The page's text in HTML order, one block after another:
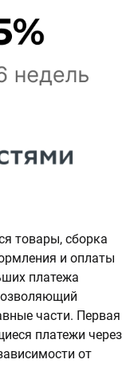
товары, сборка
и оплаты
платежа
части. Первая
платежи через
от